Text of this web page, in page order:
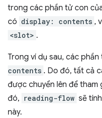
trong các phần tử con
có display: contents ,
<slot> .
Trong ví dụ sau, các phần
contents . Do đó, tất cả
được chuyển lên để tham
đó, reading-flow sẽ
này.